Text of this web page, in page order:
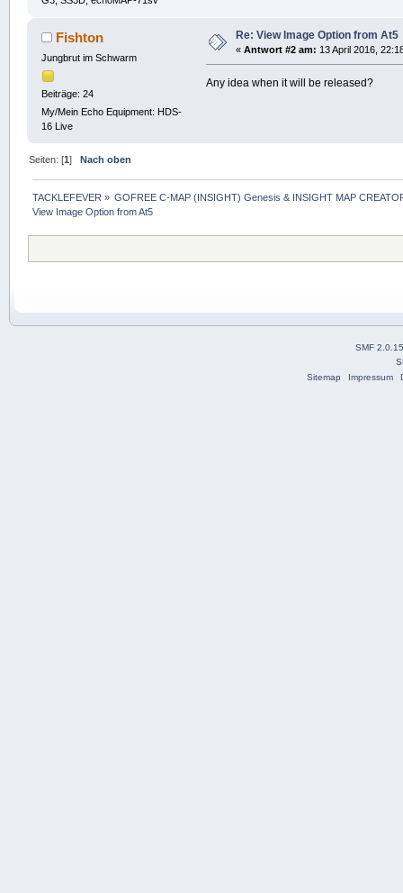
Fishton
Jungbrut im Schwarm
Beiträge: 24
My/Mein Echo Equipment: HDS-
16 Live
Re: View Image Option from At5
« Antwort #2 am: 13 April 2016,
Any idea when it will be released?
Seiten: [1]Nach oben
TACKLEFEVER » GOFREE C-MAP (INSIGHT) Genesis & INSIGHT MAP
View Image Option from At5
SMF 2.0.15
Sitemap
Impressum